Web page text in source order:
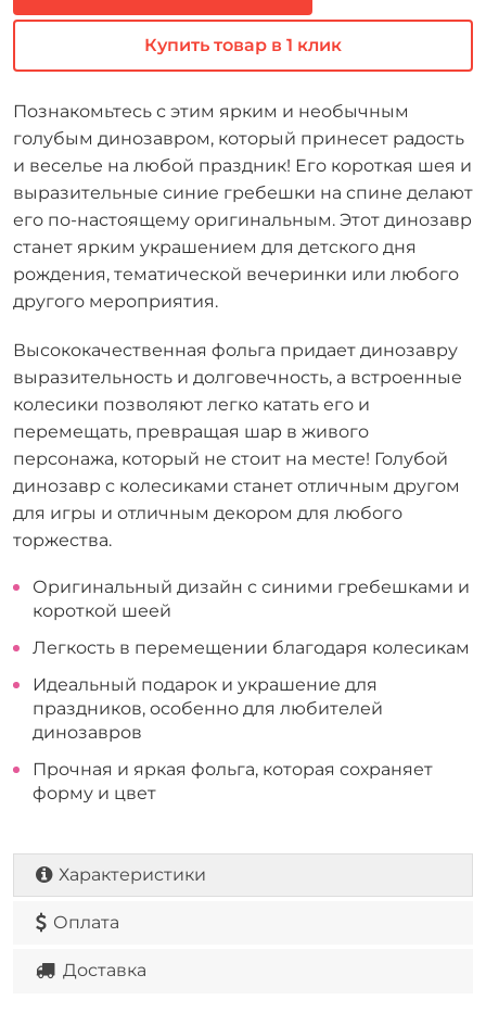
Купить товар в 1 клик
Познакомьтесь с этим ярким и необычным
голубым динозавром, который принесет радость
и веселье на любой праздник! Его короткая шея и
выразительные синие гребешки на спине делают
его по-настоящему оригинальным. Этот динозавр
станет ярким украшением для детского дня
рождения, тематической вечеринки или любого
другого мероприятия.
Высококачественная фольга придает динозавру
выразительность и долговечность, а встроенные
колесики позволяют легко катать его и
перемещать, превращая шар в живого
персонажа, который не стоит на месте! Голубой
динозавр с колесиками станет отличным другом
для игры и отличным декором для любого
торжества.
Оригинальный дизайн с синими гребешками и
короткой шеей
Легкость в перемещении благодаря колесикам
Идеальный подарок и украшение для
праздников, особенно для любителей
динозавров
Прочная и яркая фольга, которая сохраняет
форму и цвет
Характеристики
Оплата
Доставка